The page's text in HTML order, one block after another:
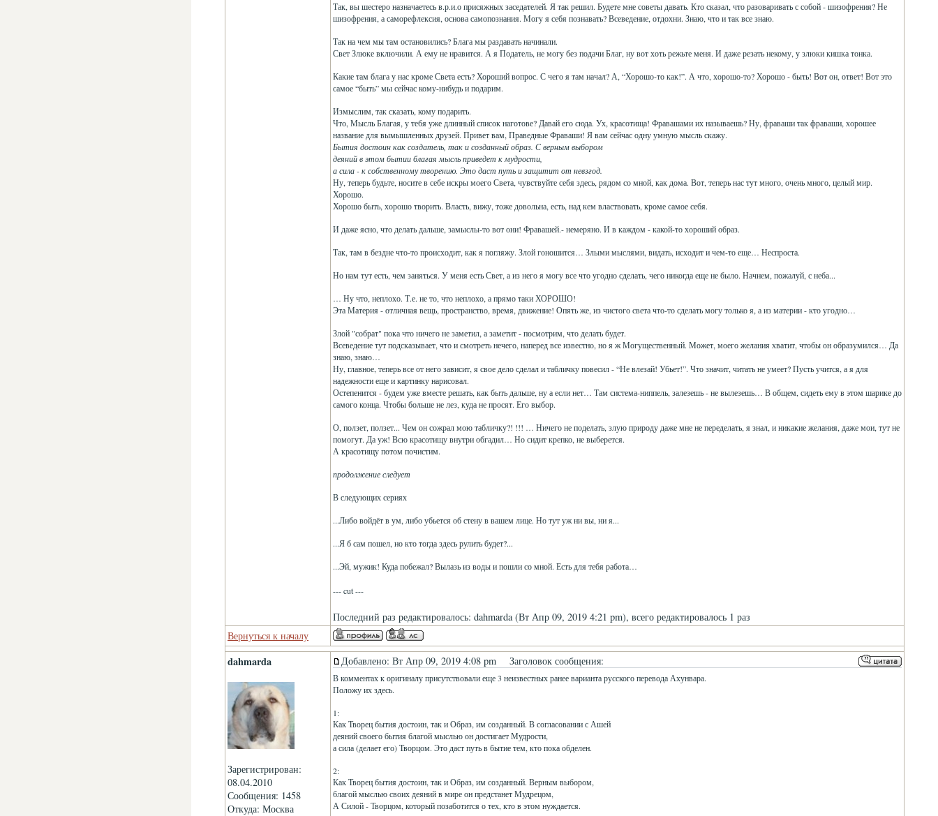
Так, вы шестеро назначаетесь в.р.и.о присяжных заседателей. Я так решил. Будете мне советы давать. Кто сказал, что разоваривать с собой - шизофрения? Не
шизофрения, а саморефлексия, основа самопознания. Могу я себя познавать? Всеведение, отдохни. Знаю, что и так все знаю.
Так на чем мы там остановились? Блага мы раздавать начинали.
Свет Злюке включили. А ему не нравится. А я Податель, не могу без подачи Благ, ну вот хоть режьте меня. И даже резать некому, у злюки кишка тонка.
Какие там блага у нас кроме Света есть? Хороший вопрос. С чего я там начал? А, “Хорошо-то как!”. А что, хорошо-то? Хорошо - быть! Вот он, ответ! Вот это
самое “быть” мы сейчас кому-нибудь и подарим.
Измыслим, так сказать, кому подарить.
Что, Мысль Благая, у тебя уже длинный список наготове? Давай его сюда. Ух, красотища! Фравашами их называешь? Ну, фраваши так фраваши, хорошее
название для вымышленных друзей. Привет вам, Праведные Фраваши! Я вам сейчас одну умную мысль скажу.
Бытия достоин как создатель, так и созданный образ. С верным выбором
деяний в этом бытии благая мысль приведет к мудрости,
а сила - к собственному творению. Это даст путь и защитит от невзгод.
Ну, теперь будьте, носите в себе искры моего Света, чувствуйте себя здесь, рядом со мной, как дома. Вот, теперь нас тут много, очень много, целый мир.
Хорошо.
Хорошо быть, хорошо творить. Власть, вижу, тоже довольна, есть, над кем властвовать, кроме самое себя.
И даже ясно, что делать дальше, замыслы-то вот они! Фравашей.- немеряно. И в каждом - какой-то хороший образ.
Так, там в бездне что-то происходит, как я погляжу. Злой гоношится… Злыми мыслями, видать, исходит и чем-то еще… Неспроста.
Но нам тут есть, чем заняться. У меня есть Свет, а из него я могу все что угодно сделать, чего никогда еще не было. Начнем, пожалуй, с неба...
… Ну что, неплохо. Т.е. не то, что неплохо, а прямо таки ХОРОШО!
Эта Материя - отличная вещь, пространство, время, движение! Опять же, из чистого света что-то сделать могу только я, а из материи - кто угодно…
Злой "собрат" пока что ничего не заметил, а заметит - посмотрим, что делать будет.
Всеведение тут подсказывает, что и смотреть нечего, наперед все известно, но я ж Могущественный. Может, моего желания хватит, чтобы он образумился… Да
знаю, знаю…
Ну, главное, теперь все от него зависит, я свое дело сделал и табличку повесил - “Не влезай! Убьет!”. Что значит, читать не умеет? Пусть учится, а я для
надежности еще и картинку нарисовал.
Остепенится - будем уже вместе решать, как быть дальше, ну а если нет… Там система-ниппель, залезешь - не вылезешь… В общем, сидеть ему в этом шарике до
самого конца. Чтобы больше не лез, куда не просят. Его выбор.
О, ползет, ползет... Чем он сожрал мою табличку?! !!! … Ничего не поделать, злую природу даже мне не переделать, я знал, и никакие желания, даже мои, тут не
помогут. Да уж! Всю красотищу внутри обгадил… Но сидит крепко, не выберется.
А красотищу потом почистим.
продолжение следует
В следующих сериях
...Либо войдёт в ум, либо убьется об стену в вашем лице. Но тут уж ни вы, ни я...
...Я б сам пошел, но кто тогда здесь рулить будет?...
...Эй, мужик! Куда побежал? Вылазь из воды и пошли со мной. Есть для тебя работа…
--- cut ---
Последний раз редактировалось: dahmarda (Вт Апр 09, 2019 4:21 pm), всего редактировалось 1 раз
Вернуться к началу
dahmarda
Зарегистрирован:
08.04.2010
Сообщения: 1458
Откуда: Москва
Добавлено: Вт Апр 09, 2019 4:08 pm Заголовок сообщения:
В комментах к оригиналу присутствовали еще 3 неизвестных ранее варианта русского перевода Ахунвара.
Положу их здесь.
1:
Как Творец бытия достоин, так и Образ, им созданный. В согласовании с Ашей
деяний своего бытия благой мыслью он достигает Мудрости,
а сила (делает его) Творцом. Это даст путь в бытие тем, кто пока обделен.
2:
Как Творец бытия достоин, так и Образ, им созданный. Верным выбором,
благой мыслью своих деяний в мире он предстанет Мудрецом,
А Силой - Творцом, который позаботится о тех, кто в этом нуждается.